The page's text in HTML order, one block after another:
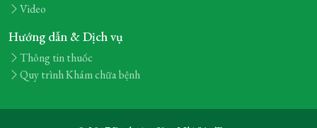
Video
Hướng dẫn & Dịch vụ
Thông tin thuốc
Quy trình Khám chữa bệnh